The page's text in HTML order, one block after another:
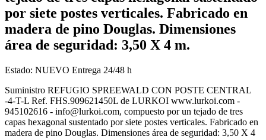
por siete postes verticales. Fabricado en
madera de pino Douglas. Dimensiones
área de seguridad: 3,50 X 4 m.
Estado: NUEVO Entrega 24/48 h
Suministro REFUGIO SPREEWALD CON POSTE CENTRAL
-4-T-L Ref. FHS.909621450L de LURKOI www.lurkoi.com -
945102616 - info@lurkoi.com, compuesto por un tejado de tres
capas hexagonal sustentado por siete postes verticales. Fabricado en
madera de pino Douglas. Dimensiones área de seguridad: 3,50 X 4